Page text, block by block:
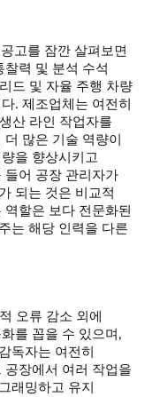
고를 잠깐 살펴보면
력 및 분석 수석
드 및 자율 주행 차량
. 제조업체는 여전히
산 라인 작업자를
많은 기술 역량이
을 향상시키고
어 공장 관리자가
되는 것은 비교적
할은 보다 전문화된
는 해당 인력을 다른
오류 감소 외에
를 꼽을 수 있으며,
독자는 여전히
장에서 여러 작업을
래밍하고 유지